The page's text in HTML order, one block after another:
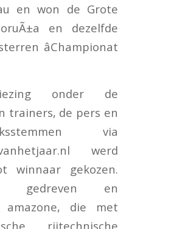
en won de Grote
en dezelfde
âChampionat
onder de
trainers, de pers en
via
werd
winnaar gekozen.
gedreven en
amazone, die met
rijtechnische